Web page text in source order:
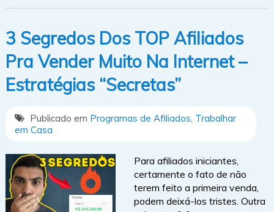
3 Segredos Dos TOP Afiliados
Pra Vender Muito Na Internet –
Estratégias “Secretas”
Publicado em Programas de Afiliados Trabalhar
em Casa
Para afiliados iniciantes,
certamente o fato de não
terem feito a primeira venda,
podem deixá-los tristes. Outra